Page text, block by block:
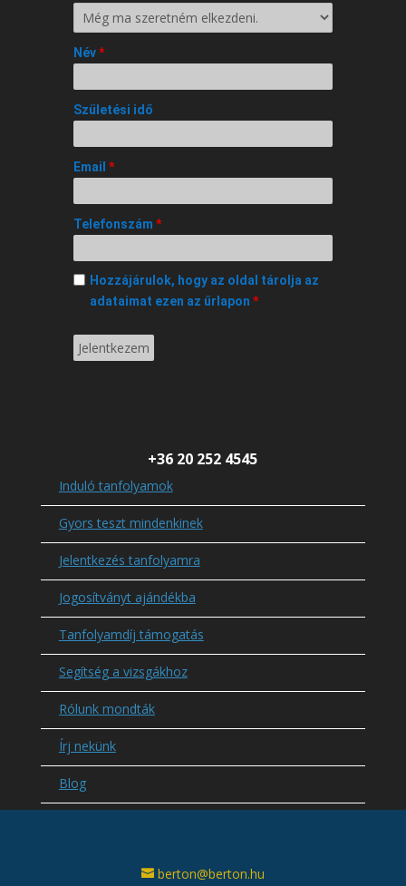
Név*
Születési idő
Email *
Telefonszám *
Hozzájárulok, hogy az oldal tárolja az
adataimat ezen az űrlapon*
+36 20 252 4545
Induló tanfolyamok
Gyors teszt mindenkinek
Jelentkezés tanfolyamra
Jogosítványt ajándékba
Tanfolyamdíj támogatás
Segítség a vizsgákhoz
Rólunk mondták
Írj nekünk
Blog
berton@berton.hu